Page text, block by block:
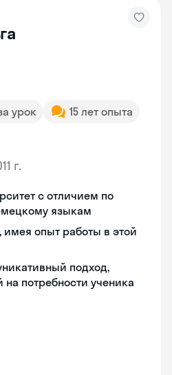
урок
15 лет опыта
г.
с отличием по
языкам
имея опыт работы в этой
подход,
потребности ученика